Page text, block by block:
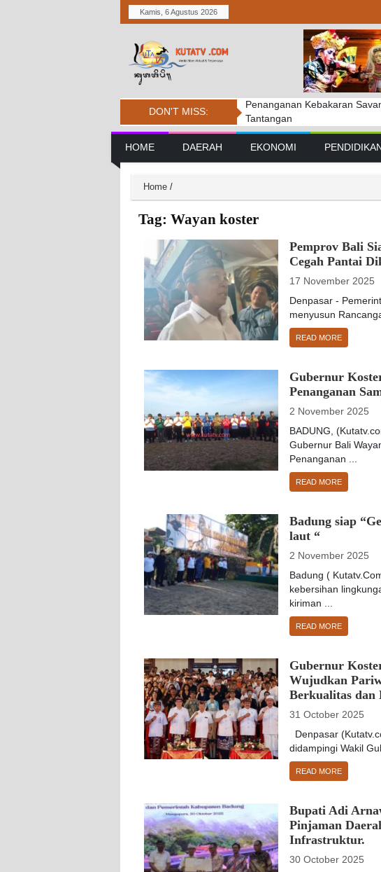
Kamis, 6 Agustus 2026
DON'T MISS:
Penanganan Kebakaran
Tantangan
Karya Atma Wedana Desa
Ketua DPRD Badung Hadiri
Tuban.
Main Navigation
HOME DAERAH EKONOMI PENDIDIKAN
Home /
Tag: Wayan koster
Pemprov Bali
Cegah Pantai
17 November 2025
Denpasar -
menyusun
READ MORE
Gubernur
Penanganan
2 November 2025
BADUNG,
Gubernur Bali
Penanganan ...
READ MORE
Badung siap
laut “
2 November 2025
Badung (
kebersihan
kiriman ...
READ MORE
Gubernur
Wujudkan
Berkualitas dan
31 October 2025
Denpasar
didampingi Wakil
READ MORE
Bupati Adi
Pinjaman
Infrastruktur.
30 October 2025